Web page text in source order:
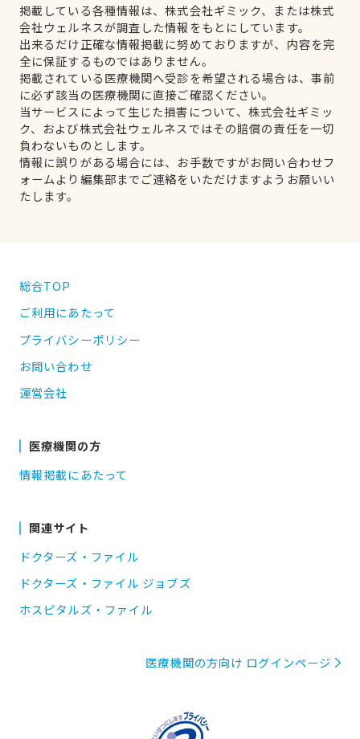
掲載している各種情報は、株式会社ギミック、または株式
会社ウェルネスが調査した情報をもとにしています。
出来るだけ正確な情報掲載に努めておりますが、内容を完
全に保証するものではありません。
掲載されている医療機関へ受診を希望される場合は、事前
に必ず該当の医療機関に直接ご確認ください。
当サービスによって生じた損害について、株式会社ギミッ
ク、および株式会社ウェルネスではその賠償の責任を一切
負わないものとします。
情報に誤りがある場合には、お手数ですがお問い合わせフ
ォームより編集部までご連絡をいただけますようお願いい
たします。
総合TOP
ご利用にあたって
プライバシーポリシー
お問い合わせ
運営会社
医療機関の方
情報掲載にあたって
関連サイト
ドクターズ・ファイル
ドクターズ・ファイル ジョブズ
ホスピタルズ・ファイル
医療機関の方向け ログインページ